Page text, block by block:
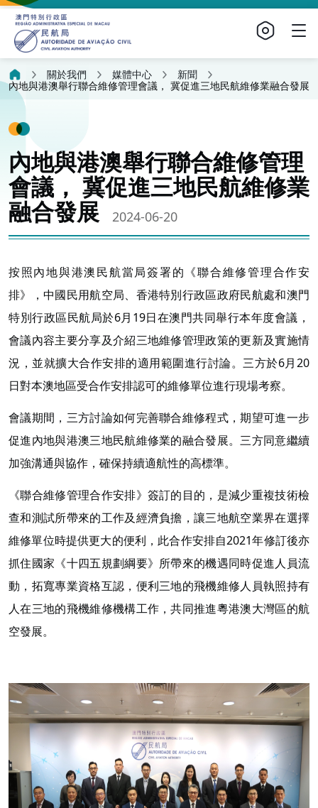
關於我們 媒體中心
新聞
內地與港澳舉行聯合維修管理會議， 冀促進三地民航維修業融合發展
內地與港澳舉行聯合維修管理
會議， 冀促進三地民航維修業
融合發展
2024-06-20
按照內地與港澳民航當局簽署的《聯合維修管理合作安
排》，中國民用航空局、香港特別行政區政府民航處和澳門
特別行政區民航局於6月19日在澳門共同舉行本年度會議，
會議內容主要分享及介紹三地維修管理政策的更新及實施情
況，並就擴大合作安排的適用範圍進行討論。三方於6月20
日對本澳地區受合作安排認可的維修單位進行現場考察。
會議期間，三方討論如何完善聯合維修程式，期望可進一步
促進內地與港澳三地民航維修業的融合發展。三方同意繼續
加強溝通與協作，確保持續適航性的高標準。
《聯合維修管理合作安排》簽訂的目的，是減少重複技術檢
查和測試所帶來的工作及經濟負擔，讓三地航空業界在選擇
維修單位時提供更大的便利，此合作安排自2021年修訂後亦
抓住國家《十四五規劃綱要》所帶來的機遇同時促進人員流
動，拓寬專業資格互認，便利三地的飛機維修人員執照持有
人在三地的飛機維修機構工作，共同推進粵港澳大灣區的航
空發展。